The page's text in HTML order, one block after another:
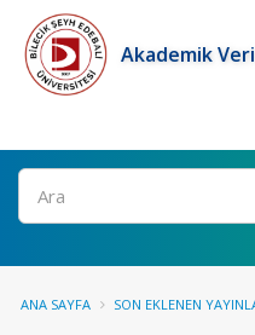
Akademik
Ara
ANA SAYFA SON EKLENEN